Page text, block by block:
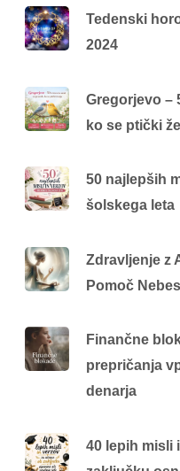
Tedenski
2024
Gregorjevo –
ko se ptički
50 najlepših
šolskega leta
Zdravljenje z
Pomoč Nebes
Finančne
prepričanja
denarja
40 lepih misli